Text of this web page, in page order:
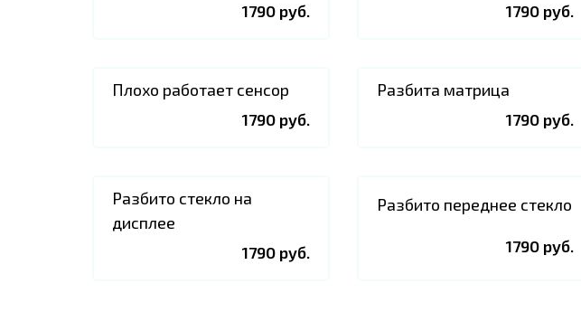
1790 руб.
1790 руб.
Плохо работает сенсор
1790 руб.
Разбита матрица
1790 руб.
Разбито стекло на
дисплее
1790 руб.
Разбито переднее стекло
1790 руб.